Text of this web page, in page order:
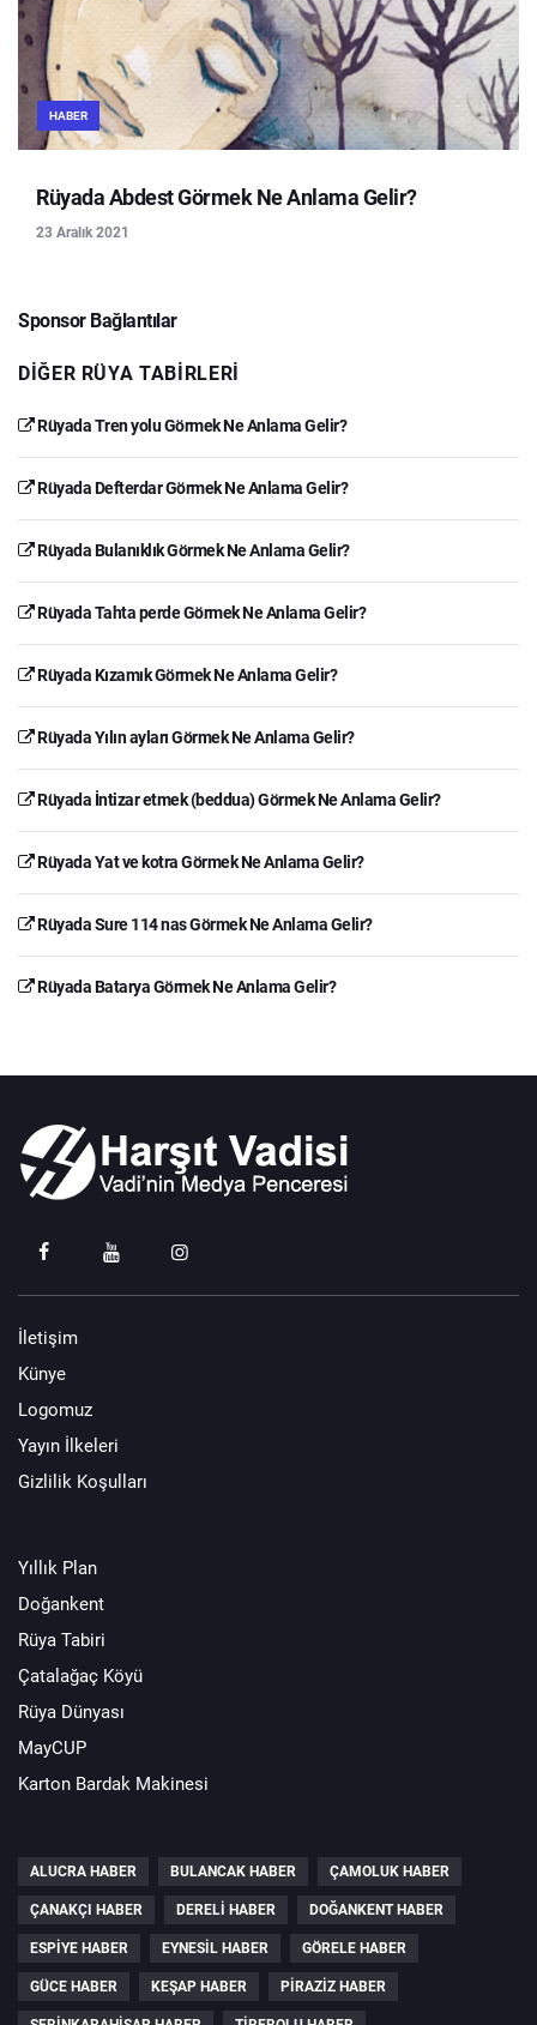
HABER
Rüyada Abdest Görmek Ne Anlama Gelir?
23 Aralık 2021
Sponsor Bağlantılar
DIĞER RÜYA TABIRLERI
Rüyada Tren yolu Görmek Ne Anlama Gelir?
Rüyada Defterdar Görmek Ne Anlama Gelir?
Rüyada Bulanıklık Görmek Ne Anlama Gelir?
Rüyada Tahta perde Görmek Ne Anlama Gelir?
Rüyada Kızamık Görmek Ne Anlama Gelir?
Rüyada Yılın ayları Görmek Ne Anlama Gelir?
Rüyada İntizar etmek (beddua) Görmek Ne Anlama Gelir?
Rüyada Yat ve kotra Görmek Ne Anlama Gelir?
Rüyada Sure 114 nas Görmek Ne Anlama Gelir?
Rüyada Batarya Görmek Ne Anlama Gelir?
İletişim
Künye
Logomuz
Yayın İlkeleri
Gizlilik Koşulları
Yıllık Plan
Doğankent
Rüya Tabiri
Çatalağaç Köyü
Rüya Dünyası
MayCUP
Karton Bardak Makinesi
ALUCRA HABER BULANCAK HABER ÇAMOLUK HABER
ÇANAKÇI HABER DERELI HABER DOĞANKENT HABER
ESPIYE HABER EYNESIL HABER GÖRELE HABER
GÜCE HABER KEŞAP HABER PIRAZIZ HABER